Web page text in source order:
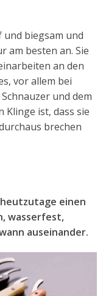
und biegsam und
am besten an. Sie
an den
vor allem bei
und dem
Klinge ist, dass sie
brechen
einen
wasserfest,
auseinander.